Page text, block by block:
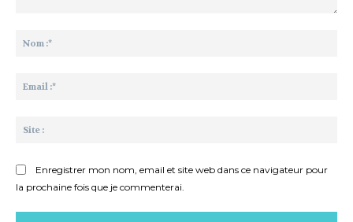
Enregistrer mon nom, email et site web dans ce navigateur pour
la prochaine fois que je commenterai.